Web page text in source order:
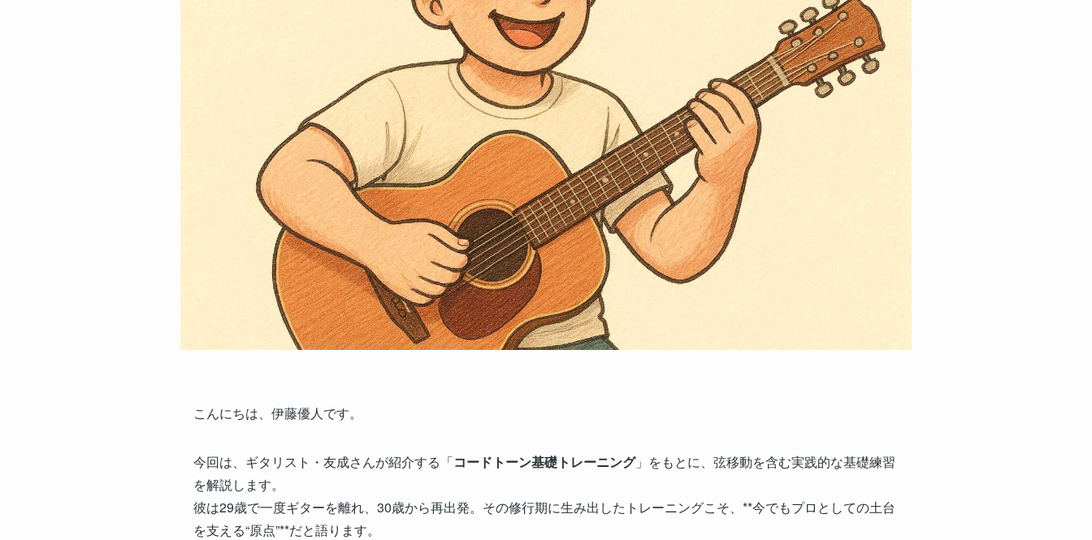
こんにちは、伊藤優人です。
今回は、ギタリスト・友成さんが紹介する「コードトーン基礎トレーニング」をもとに、弦移動を含む実践的な基礎練習
を解説します。
彼は29歳で一度ギターを離れ、30歳から再出発。その修行期に生み出したトレーニングこそ、**今でもプロとしての土台
を支える“原点”**だと語ります。